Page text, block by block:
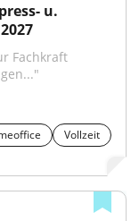
u.
Fachkraft
Vollzeit